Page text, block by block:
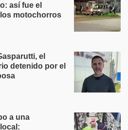
así fue el
motochorros
el
detenido por el
a una